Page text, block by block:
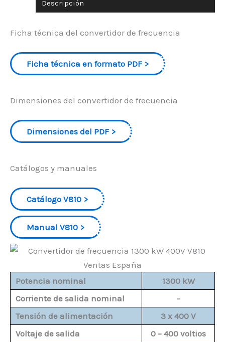
Descripción
Ficha técnica del convertidor de frecuencia
Ficha técnica en formato PDF
Dimensiones del convertidor de frecuencia
Dimensiones del PDF
Catálogos y manuales
Catálogo V810
Manual V810
Potencia nominal
1300 kW
Corriente de salida nominal
–
Tensión de alimentación
3 x 400 V
Voltaje de salida
0 – 400 voltios